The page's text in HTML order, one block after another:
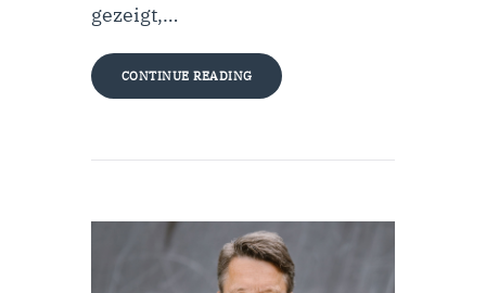
gezeigt,…
CONTINUE READING